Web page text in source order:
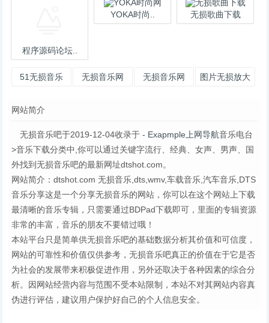
程序源码论坛..
YOKA时尚.. 无损歌曲下载
51无损音乐 无损音乐网 无损音乐网
图片无损放大
网站简介
无损音乐吧于2019-12-04收录于 - Exapmple上网导航音乐电台
>音乐下载分类中,你可以通过关键字流行、经典、女声、男声、国
外找到无损音乐吧的最新网址dtshot.com。
网站简介：dtshot.com 无损音乐,dts,wmv,车载音乐,汽车音乐,DTS
音乐分享这是一个分享无损音乐的网站，你可以在这个网站上下载
最清晰的音乐专辑，只需要通过BDPad下载即可，里面的专辑资源
非常的丰富，音乐的朋友不要错过哦！
本站平台只是简单供无损音乐吧的基础数据分析其价值和可信度，
网站的可靠性和价值仅供参考，无损音乐吧真正的价值在于它是否
为社会的发展带来积极促进作用，另外还取决于各种因素的综合分
析。因网站经营内容与范围不受本站限制，本站不对其网站内容真
伪进行评估，建议用户保护好自己的个人信息安全。